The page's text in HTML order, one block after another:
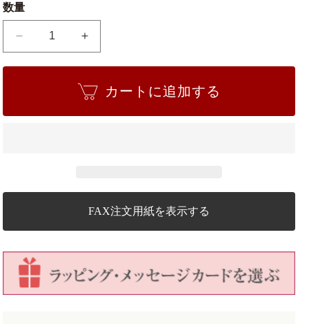
数量
と
寿
梅
ハ
和
ゴ
と
ミ
梅
ハ
カートに追加する
FAX注文用紙を表示する